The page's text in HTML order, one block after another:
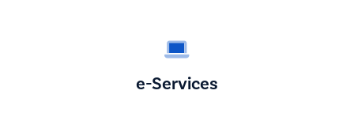
e-Services